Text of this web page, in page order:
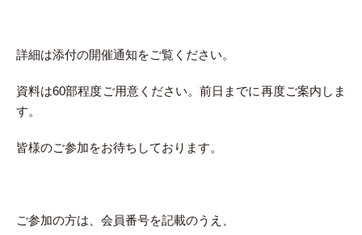
詳細は添付の開催通知をご覧ください。
資料は60部程度ご用意ください。前日までに再度ご案内しま
す。
皆様のご参加をお待ちしております。
ご参加の方は、会員番号を記載のうえ、